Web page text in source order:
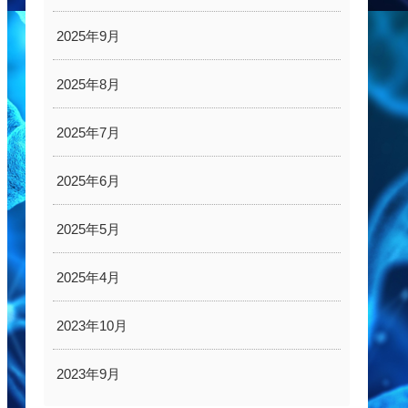
2025年9月
2025年8月
2025年7月
2025年6月
2025年5月
2025年4月
2023年10月
2023年9月